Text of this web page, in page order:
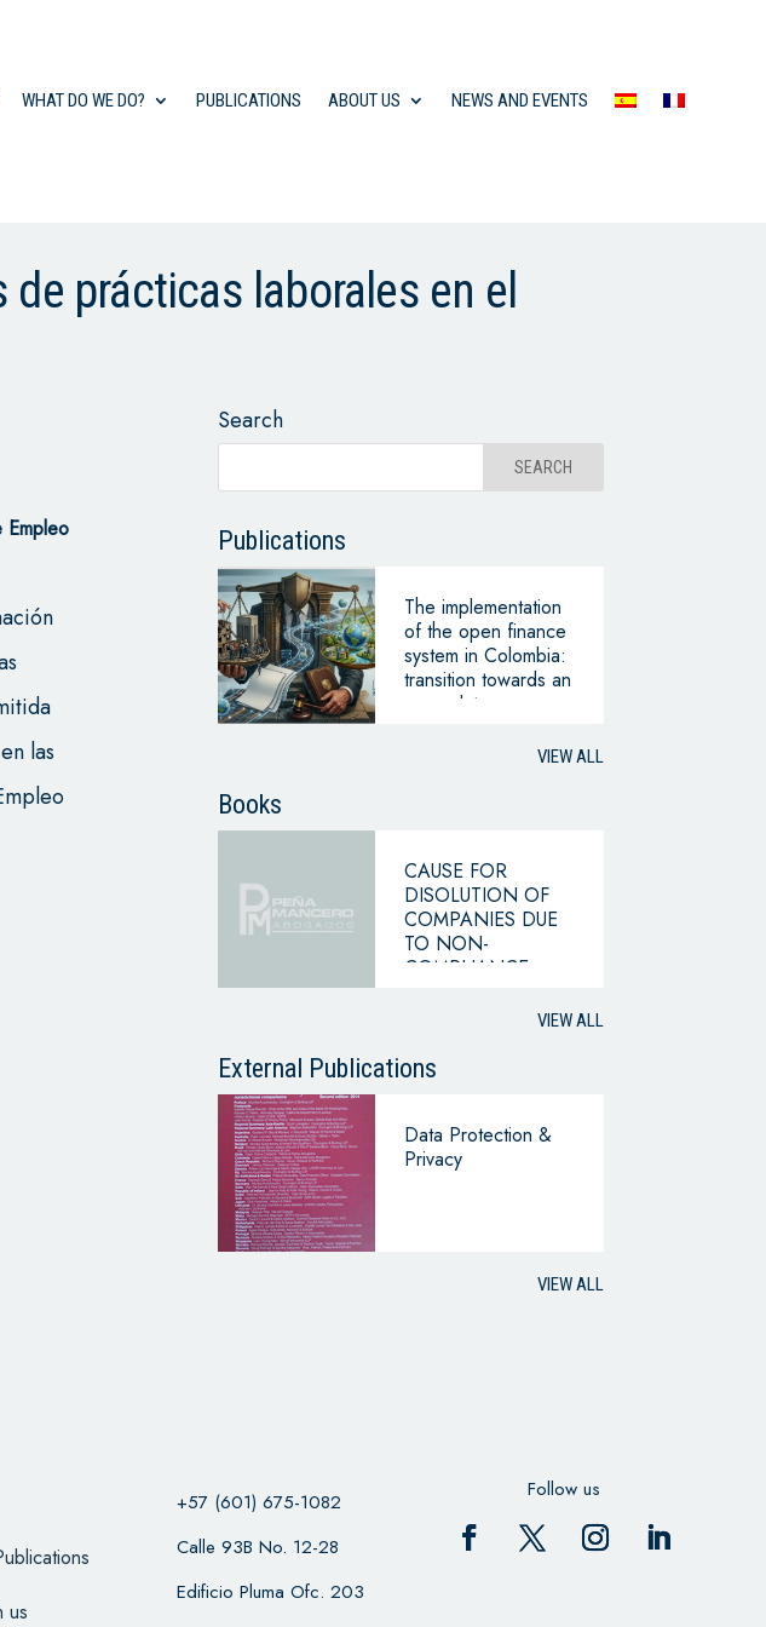
WHAT DO WE DO? PUBLICATIONS ABOUT US NEWS AND EVENTS
prácticas laborales en el
Empleo
las
Search
Publications
The implementation
of the open finance
system in Colombia:
transition towards an
open data
VIEW ALL
Books
CAUSE FOR
DISOLUTION OF
COMPANIES DUE
TO NON-
COMPLIANCE
HYPOTHESIS OF
BUSINESS
VIEW ALL
External Publications
Data Protection &
Privacy
VIEW ALL
us
+57 (601) 675-1082
Calle 93B No. 12-28
Edificio Pluma Ofc. 203
Follow us